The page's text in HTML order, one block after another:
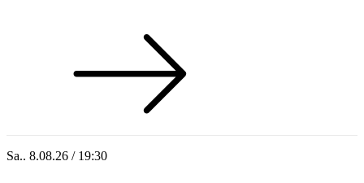
Sa.. 8.08.26 / 19:30